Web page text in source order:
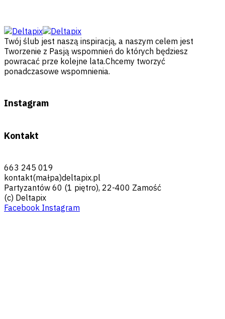
Twój ślub jest naszą inspiracją, a naszym celem jest
Tworzenie z Pasją wspomnień do których będziesz
powracać prze kolejne lata.Chcemy tworzyć
ponadczasowe wspomnienia.
Instagram
Kontakt
663 245 019
kontakt(małpa)deltapix.pl
Partyzantów 60 (1 piętro), 22-400 Zamość
(c) Deltapix
Facebook Instagram